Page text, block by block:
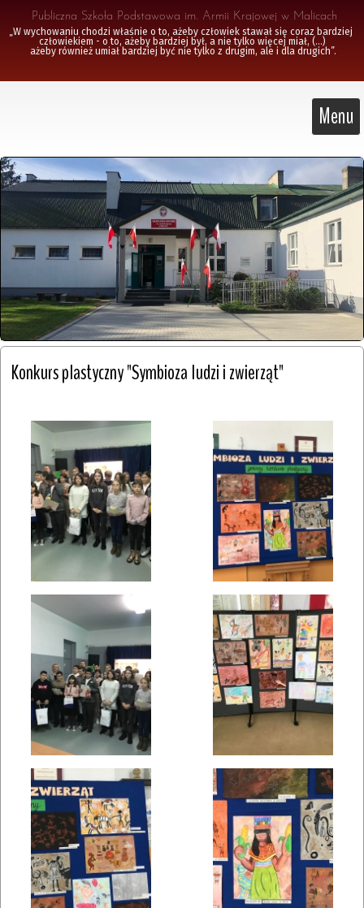
Publiczna Szkoła Podstawowa im. Armii Krajowej w Malicach
„W wychowaniu chodzi właśnie o to, ażeby człowiek stawał się coraz bardziej
człowiekiem - o to, ażeby bardziej był, a nie tylko więcej miał, (...)
ażeby również umiał bardziej być nie tylko z drugim, ale i dla drugich”.
Menu
Konkurs plastyczny "Symbioza ludzi i zwierząt"